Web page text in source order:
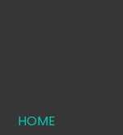
HOME